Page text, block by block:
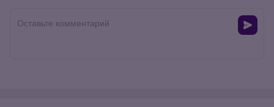
Оставьте комментарий